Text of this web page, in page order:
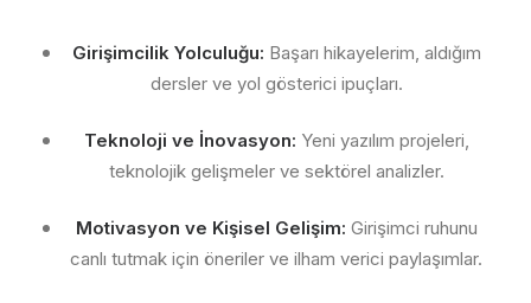
Girişimcilik Yolculuğu: Başarı hikayelerim, aldığım
dersler ve yol gösterici ipuçları.
Teknoloji ve İnovasyon: Yeni yazılım projeleri,
teknolojik gelişmeler ve sektörel analizler.
Motivasyon ve Kişisel Gelişim: Girişimci ruhunu
canlı tutmak için öneriler ve ilham verici paylaşımlar.